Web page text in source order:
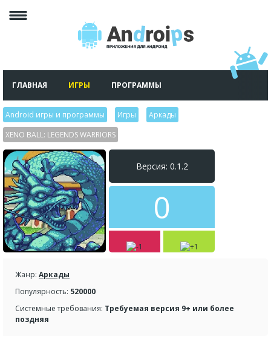
ГЛАВНАЯ ИГРЫ ПРОГРАММЫ
Android игры и программы Игры Аркады
XENO BALL: LEGENDS WARRIORS
Версия: 0.1.2
0
Жанр: Аркады
Популярность: 520000
Системные требования: Требуемая версия 9+ или более
поздняя